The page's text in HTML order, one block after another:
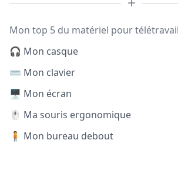
Mon top 5 du matériel pour
🎧 Mon casque
⌨️ Mon clavier
🖥️ Mon écran
🖱️ Ma souris ergonomique
🧍 Mon bureau debout